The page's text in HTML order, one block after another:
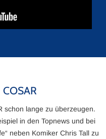
schon lange zu überzeugen.
in den Topnews und bei
neben Komiker Chris Tall zu